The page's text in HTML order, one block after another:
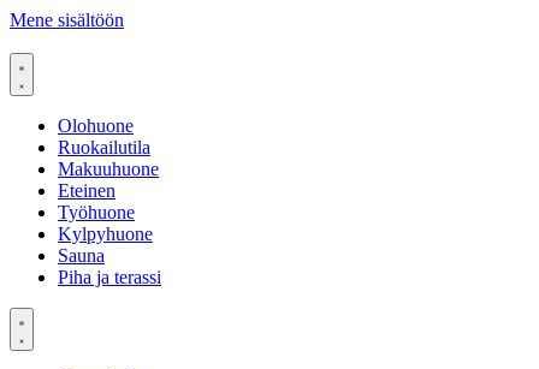
Mene sisältöön
Olohuone
Ruokailutila
Makuuhuone
Eteinen
Työhuone
Kylpyhuone
Sauna
Piha ja terassi